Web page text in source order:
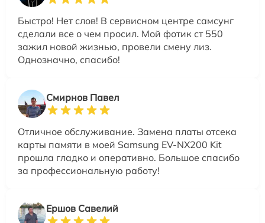
Быстро! Нет слов! В сервисном центре самсунг
сделали все о чем просил. Мой фотик ст 550
зажил новой жизнью, провели смену лиз.
Однозначно, спасибо!
Смирнов Павел
Отличное обслуживание. Замена платы отсека
карты памяти в моей Samsung EV-NX200 Kit
прошла гладко и оперативно. Большое спасибо
за профессиональную работу!
Ершов Савелий